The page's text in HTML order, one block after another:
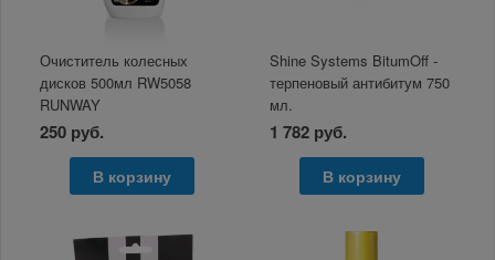
Очиститель колесных
дисков 500мл RW5058
RUNWAY
250 руб.
В корзину
Shine Systems BitumOff -
терпеновый антибитум 750
мл.
1 782 руб.
В корзину